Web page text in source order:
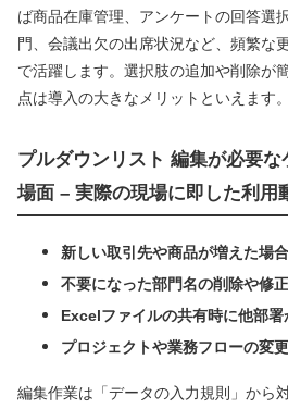
ば商品在庫管理、アンケートの回答選
門、会議出欠の出席状況など、頻繁な
で活躍します。選択肢の追加や削除が
点は導入の大きなメリットといえます。
プルダウンリスト 編集が必要な
場面 – 実際の現場に即した利用
新しい取引先や商品が増えた場
不要になった部門名の削除や修正
Excelファイルの共有時に他部
プロジェクトや業務フローの変
編集作業は「データの入力規則」から